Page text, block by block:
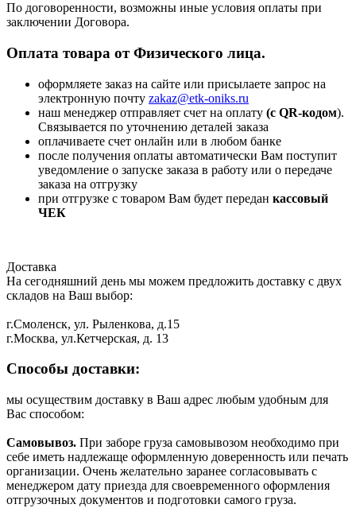
По договоренности, возможны иные условия оплаты при
заключении Договора.
Оплата товара от Физического лица.
оформляете заказ на сайте или присылаете запрос на
электронную почту zakaz@etk-oniks.ru
наш менеджер отправляет счет на оплату (с QR-кодом).
Связывается по уточнению деталей заказа
оплачиваете счет онлайн или в любом банке
после получения оплаты автоматически Вам поступит
уведомление о запуске заказа в работу или о передаче
заказа на отгрузку
при отгрузке с товаром Вам будет передан кассовый
ЧЕК
Доставка
На сегодняшний день мы можем предложить доставку с двух
складов на Ваш выбор:
г.Смоленск, ул. Рыленкова, д.15
г.Москва, ул.Кетчерская, д. 13
Способы доставки:
мы осуществим доставку в Ваш адрес любым удобным для
Вас способом:
Самовывоз. При заборе груза самовывозом необходимо при
себе иметь надлежаще оформленную доверенность или печать
организации. Очень желательно заранее согласовывать с
менеджером дату приезда для своевременного оформления
отгрузочных документов и подготовки самого груза.